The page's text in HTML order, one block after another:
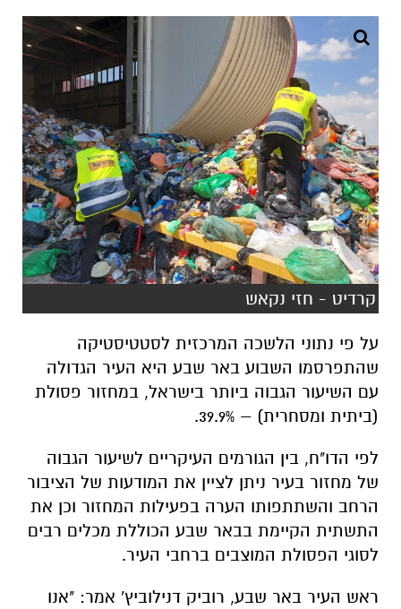
קרדיט - חזי נקאש
על פי נתוני הלשכה המרכזית לסטטיסטיקה
שהתפרסמו השבוע באר שבע היא העיר הגדולה
עם השיעור הגבוה ביותר בישראל, במחזור פסולת
(ביתית ומסחרית) – 39.9%.
לפי הדו"ח, בין הגורמים העיקריים לשיעור הגבוה
של מחזור בעיר ניתן לציין את המודעות של הציבור
הרחב והשתתפותו הערה בפעילות המחזור וכן את
התשתית הקיימת בבאר שבע הכוללת מכלים רבים
לסוגי הפסולת המוצבים ברחבי העיר.
ראש העיר באר שבע, רוביק דנילוביץ' אמר: "אנו